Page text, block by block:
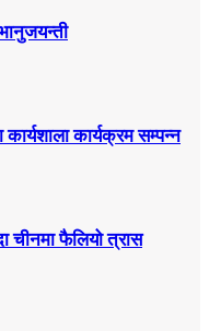
कार्यशाला कार्यक्रम सम्पन्न
चीनमा फैलियो त्रास